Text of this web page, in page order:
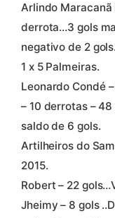
Arlindo Maracanã
derrota…3 gols
negativo de 2
1 x 5 Palmeiras.
Leonardo Condé
– 10 derrotas –
saldo de 6 gols.
Artilheiros do
2015.
Robert – 22
Jheimy – 8 gols